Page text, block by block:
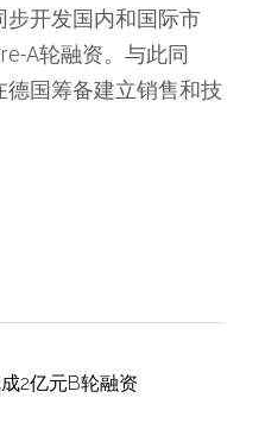
开发国内和国际市
A轮融资。与此同
国筹备建立销售和技
2亿元B轮融资